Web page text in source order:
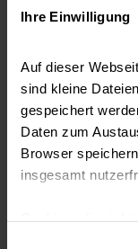
Ihre Einwilligung
Auf dieser
sind kleine
gespeichert
Daten zum
Browser
insgesamt
Mohammed